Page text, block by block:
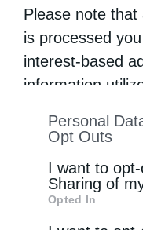
Please note
is processed
interest-based
information
to your opt-out.
information by
of downstream
information
Personal
Opt Outs
I want to
Sharing of
Opted In
της...